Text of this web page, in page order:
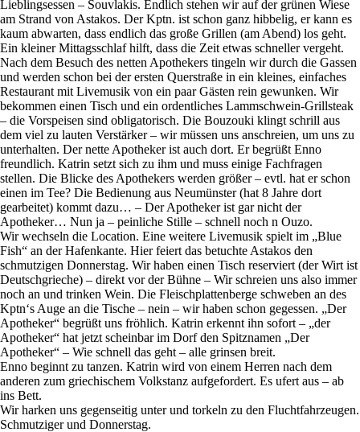
Lieblingsessen – Souvlakis. Endlich stehen wir auf der grünen Wiese
am Strand von Astakos. Der Kptn. ist schon ganz hibbelig, er kann es
kaum abwarten, dass endlich das große Grillen (am Abend) los geht.
Ein kleiner Mittagsschlaf hilft, dass die Zeit etwas schneller vergeht.
Nach dem Besuch des netten Apothekers tingeln wir durch die Gassen
und werden schon bei der ersten Querstraße in ein kleines, einfaches
Restaurant mit Livemusik von ein paar Gästen rein gewunken. Wir
bekommen einen Tisch und ein ordentliches Lammschwein-Grillsteak
– die Vorspeisen sind obligatorisch. Die Bouzouki klingt schrill aus
dem viel zu lauten Verstärker – wir müssen uns anschreien, um uns zu
unterhalten. Der nette Apotheker ist auch dort. Er begrüßt Enno
freundlich. Katrin setzt sich zu ihm und muss einige Fachfragen
stellen. Die Blicke des Apothekers werden größer – evtl. hat er schon
einen im Tee? Die Bedienung aus Neumünster (hat 8 Jahre dort
gearbeitet) kommt dazu… – Der Apotheker ist gar nicht der
Apotheker… Nun ja – peinliche Stille – schnell noch n Ouzo.
Wir wechseln die Location. Eine weitere Livemusik spielt im „Blue
Fish“ an der Hafenkante. Hier feiert das betuchte Astakos den
schmutzigen Donnerstag. Wir haben einen Tisch reserviert (der Wirt ist
Deutschgrieche) – direkt vor der Bühne – Wir schreien uns also immer
noch an und trinken Wein. Die Fleischplattenberge schweben an des
Kptn‘s Auge an die Tische – nein – wir haben schon gegessen. „Der
Apotheker“ begrüßt uns fröhlich. Katrin erkennt ihn sofort – „der
Apotheker“ hat jetzt scheinbar im Dorf den Spitznamen „Der
Apotheker“ – Wie schnell das geht – alle grinsen breit.
Enno beginnt zu tanzen. Katrin wird von einem Herren nach dem
anderen zum griechischem Volkstanz aufgefordert. Es ufert aus – ab
ins Bett.
Wir harken uns gegenseitig unter und torkeln zu den Fluchtfahrzeugen.
Schmutziger und Donnerstag.